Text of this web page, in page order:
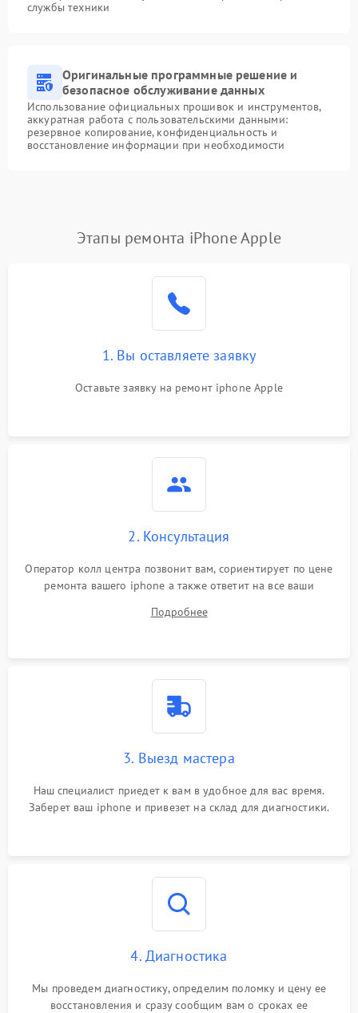
службы техники
Оригинальные программные решение и
безопасное обслуживание данных
Использование официальных прошивок и инструментов,
аккуратная работа с пользовательскими данными:
резервное копирование, конфиденциальность и
восстановление информации при необходимости
Этапы ремонта iPhone Apple
1. Вы оставляете заявку
Оставьте заявку на ремонт iphone Apple
2. Консультация
Оператор колл центра позвонит вам, сориентирует по цене
ремонта вашего iphone а также ответит на все ваши
Подробнее
3. Выезд мастера
Наш специалист приедет к вам в удобное для вас время.
Заберет ваш iphone и привезет на склад для диагностики.
4. Диагностика
Мы проведем диагностику, определим поломку и цену ее
восстановления и сразу сообщим вам о сроках ее